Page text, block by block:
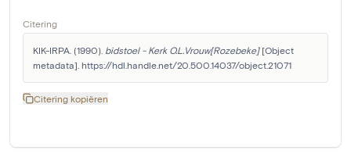
Citering
KIK-IRPA. (1990). bidstoel - Kerk O.L.Vrouw[Rozebeke] [Object
metadata]. https://hdl.handle.net/20.500.14037/object.21071
Citering kopiëren